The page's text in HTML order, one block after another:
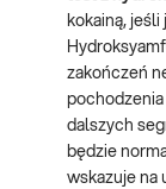
kokainą,
zakończeń
dalszych
będzie
wskazuje na